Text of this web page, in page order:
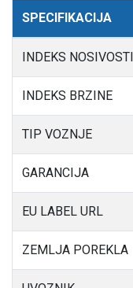
SPECIFIKACIJA
INDEKS NOSIVOSTI
INDEKS BRZINE
TIP VOZNJE
GARANCIJA
EU LABEL URL
ZEMLJA POREKLA